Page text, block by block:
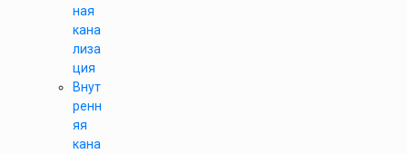
ная
кана
лиза
ция
Внут
ренн
яя
кана